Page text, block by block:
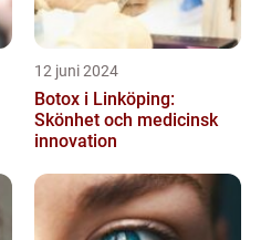
12 juni 2024
Botox i Linköping:
Skönhet och medicinsk
innovation